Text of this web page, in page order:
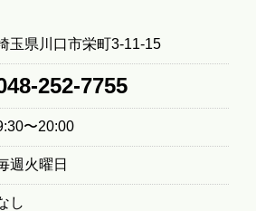
玉県川口市栄町3-11-15
252-7755
〜20:00
週火曜日
し